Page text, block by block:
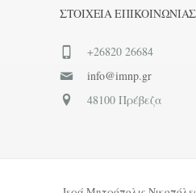
ΣΤΟΙΧΕΊΑ ΕΠΙΚΟΙΝΩΝΊΑΣ
+26820 26684
info@imnp.gr
48100 Πρέβεζα